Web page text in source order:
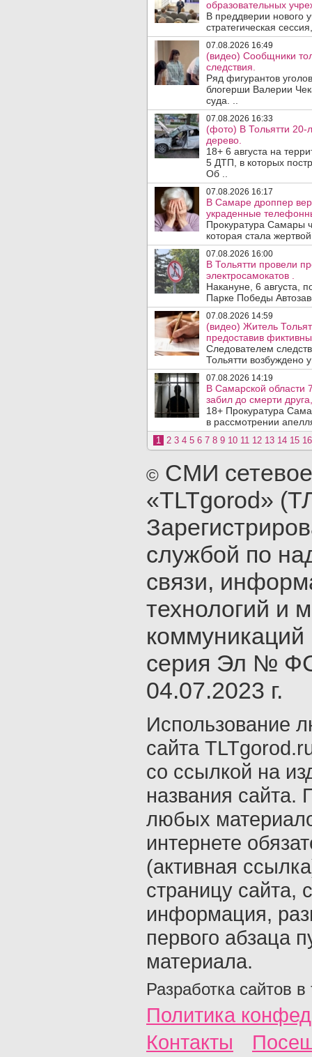
образовательных
В преддверии нового
стратегическая
07.08.2026 16:49
(видео) Сообщники
следствия.
Ряд фигурантов
блогерши Валерии
суда. ..
07.08.2026 16:33
(фото) В Тольятти 20-
дерево.
18+ 6 августа на
5 ДТП, в которых
Об ..
07.08.2026 16:17
В Самаре дроппер
украденные
Прокуратура Самары
которая стала
07.08.2026 16:00
В Тольятти провели
электросамокатов .
Накануне, 6 августа,
Парке Победы
07.08.2026 14:59
(видео) Житель
предоставив
Следователем
Тольятти возбуждено
07.08.2026 14:19
В Самарской области
забил до смерти
18+ Прокуратура
в рассмотрении
1 2 3 4 5 6 7 8 9 10 11 12 13 14 15 16
© СМИ
«TLTgorod»
службой по
связи,
технологий и
серия Эл №
04.07.2023 г.
Использование
сайта
со ссылкой на
названия сайта.
любых
интернете
(активная
страницу сайта,
информация,
первого абзаца
материала.
Разработка сайтов в
Политика
Контакты